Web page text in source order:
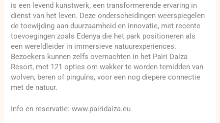
is een levend kunstwerk, een transformerende ervaring in
dienst van het leven. Deze onderscheidingen weerspiegelen
de toewijding aan duurzaamheid en innovatie, met recente
toevoegingen zoals Edenya die het park positioneren als
een wereldleider in immersieve natuurexperiences.
Bezoekers kunnen zelfs overnachten in het Pairi Daiza
Resort, met 121 opties om wakker te worden temidden van
wolven, beren of pinguïns, voor een nog diepere connectie
met de natuur.
Info en reservatie: www.pairidaiza.eu